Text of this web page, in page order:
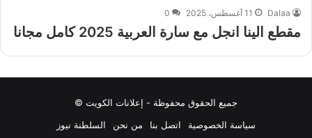
Dalaa 11 أغسطس، 2025 0
مقطع الينا انجل مع سارة العربية 2025 كامل مجانا
جميع الحقوق محفوظة - إعلانات الكويت ©
سياسة الخصوصية
اتصل بنا من نحن السلطنة نيوز